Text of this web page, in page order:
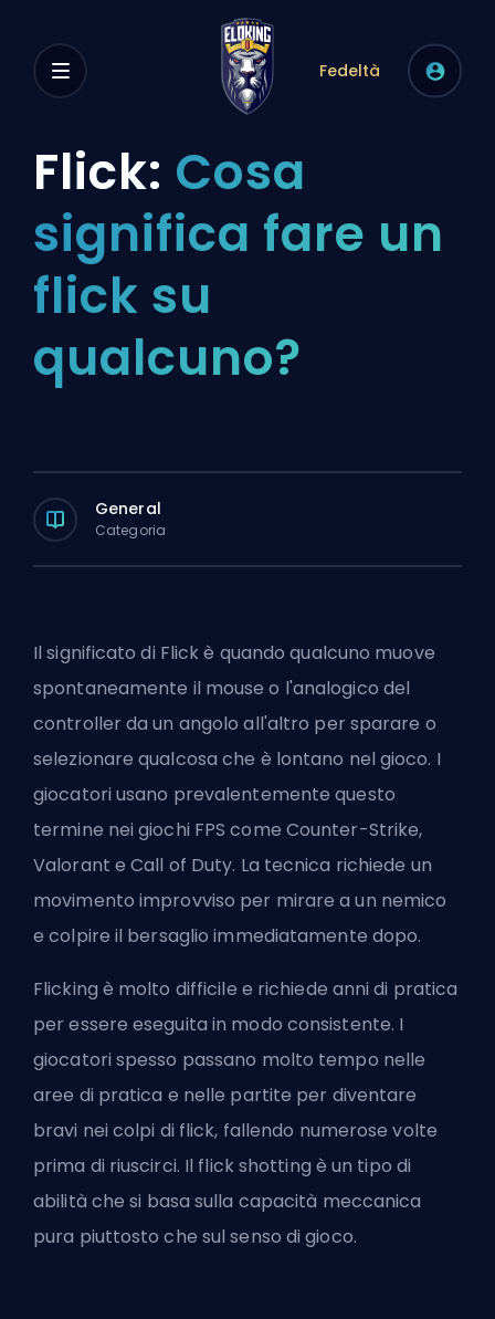
Fedeltà
Flick: Cosa
significa fare un
flick su
qualcuno?
General
Categoria
Il significato di Flick è quando qualcuno muove
spontaneamente il mouse o l'analogico del
controller da un angolo all'altro per sparare o
selezionare qualcosa che è lontano nel gioco. I
giocatori usano prevalentemente questo
termine nei giochi FPScome Counter-Strike,
Valorant e Call of Duty. La tecnica richiede un
movimento improvviso per mirare a un nemico
e colpire il bersaglio immediatamente dopo.
Flicking è molto difficile e richiede anni di pratica
per essere eseguita in modo consistente. I
giocatori spesso passano molto tempo nelle
aree di pratica e nelle partite per diventare
bravi nei colpi di flick, fallendo numerose volte
prima di riuscirci. Il flick shotting è un tipo di
abilità che si basa sulla capacità meccanica
pura piuttosto che sul senso di gioco.